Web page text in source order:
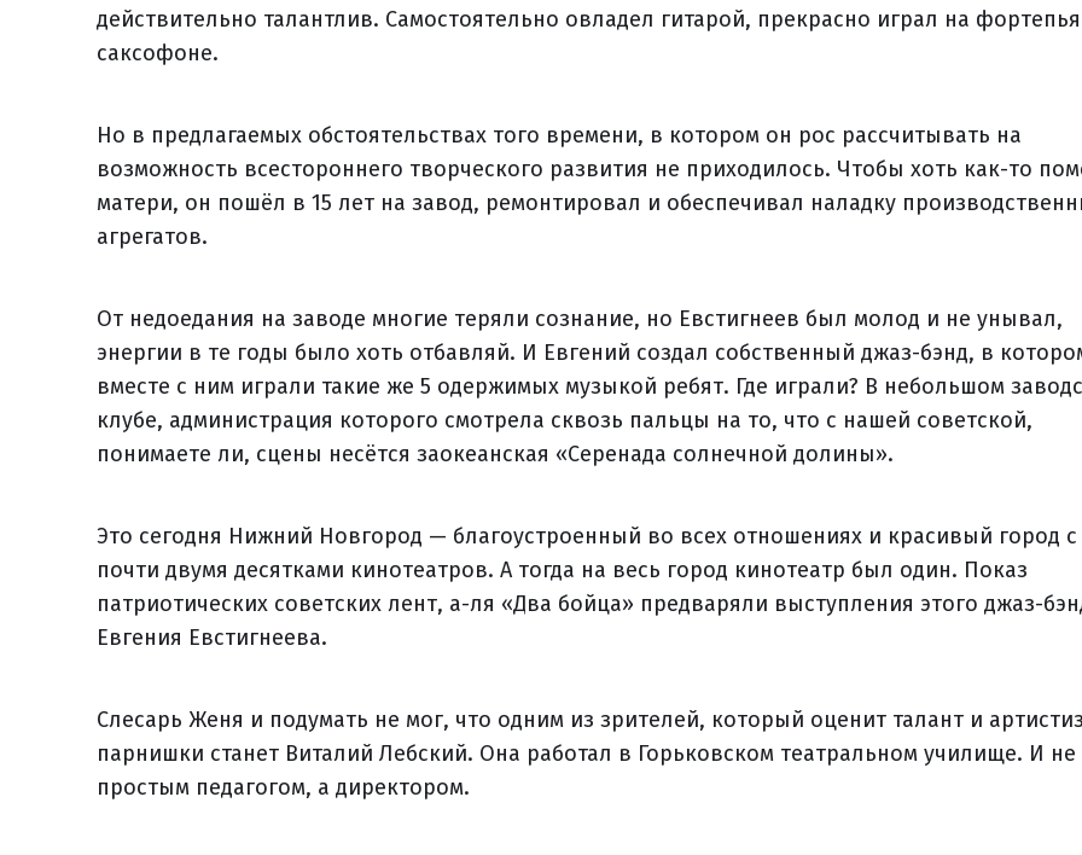
действительно талантлив. Самостоятельно овладел гитарой, прекрасно играл на
саксофоне.
Но в предлагаемых обстоятельствах того времени, в котором он рос рассчитывать на
возможность всестороннего творческого развития не приходилось. Чтобы хоть как-то
матери, он пошёл в 15 лет на завод, ремонтировал и обеспечивал наладку
агрегатов.
От недоедания на заводе многие теряли сознание, но Евстигнеев был молод и не унывал,
энергии в те годы было хоть отбавляй. И Евгений создал собственный джаз-бэнд, в
вместе с ним играли такие же 5 одержимых музыкой ребят. Где играли? В небольшом
клубе, администрация которого смотрела сквозь пальцы на то, что с нашей советской,
понимаете ли, сцены несётся заокеанская «Серенада солнечной долины».
Это сегодня Нижний Новгород — благоустроенный во всех отношениях и красивый город с
почти двумя десятками кинотеатров. А тогда на весь город кинотеатр был один. Показ
патриотических советских лент, а-ля «Два бойца» предваряли выступления этого джаз-
Евгения Евстигнеева.
Слесарь Женя и подумать не мог, что одним из зрителей, который оценит талант и
парнишки станет Виталий Лебский. Она работал в Горьковском театральном училище. И не
простым педагогом, а директором.